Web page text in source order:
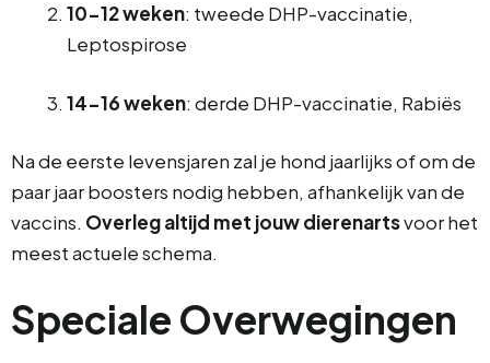
10-12 weken: tweede DHP-vaccinatie,
Leptospirose
14-16 weken: derde DHP-vaccinatie, Rabiës
Na de eerste levensjaren zal je hond jaarlijks of om de
paar jaar boosters nodig hebben, afhankelijk van de
vaccins. Overleg altijd met jouw dierenartsvoor het
meest actuele schema.
Speciale Overwegingen